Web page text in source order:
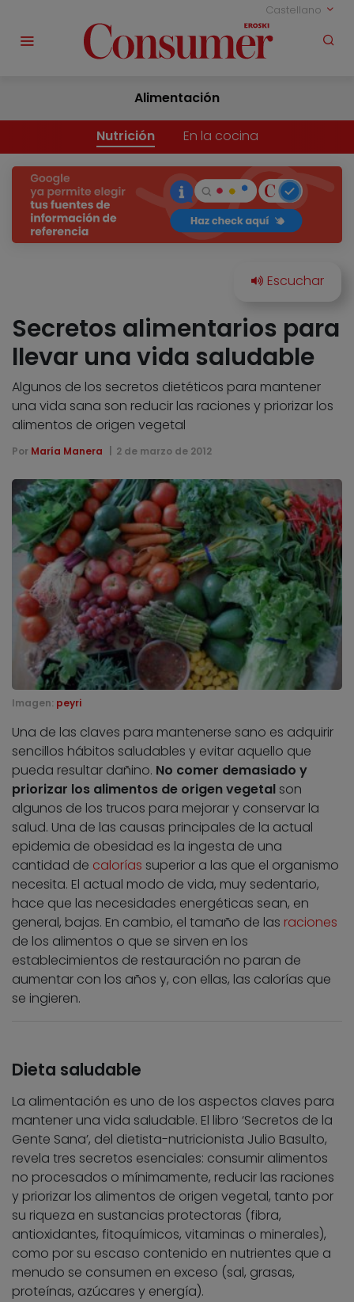
Castellano
Alimentación
Nutrición En la cocina
Secretos alimentarios para
llevar una vida saludable
Algunos de los secretos dietéticos para mantener
una vida sana son reducir las raciones y priorizar los
alimentos de origen vegetal
Por María Manera 2 de marzo de 2012
Imagen: peyri
Una de las claves para mantenerse sano es adquirir
sencillos hábitos saludables y evitar aquello que
pueda resultar dañino. No comer demasiado y
priorizar los alimentos de origen vegetal son
algunos de los trucos para mejorar y conservar la
salud. Una de las causas principales de la actual
epidemia de obesidad es la ingesta de una
cantidad de calorías superior a las que el organismo
necesita. El actual modo de vida, muy sedentario,
hace que las necesidades energéticas sean, en
general, bajas. En cambio, el tamaño de las raciones
de los alimentos o que se sirven en los
establecimientos de restauración no paran de
aumentar con los años y, con ellas, las calorías que
se ingieren.
Dieta saludable
La alimentación es uno de los aspectos claves para
mantener una vida saludable. El libro ‘Secretos de la
Gente Sana’, del dietista-nutricionista Julio Basulto,
revela tres secretos esenciales: consumir alimentos
no procesados o mínimamente, reducir las raciones
y priorizar los alimentos de origen vegetal, tanto por
su riqueza en sustancias protectoras (fibra,
antioxidantes, fitoquímicos, vitaminas o minerales),
como por su escaso contenido en nutrientes que a
menudo se consumen en exceso (sal, grasas,
proteínas, azúcares y energía).